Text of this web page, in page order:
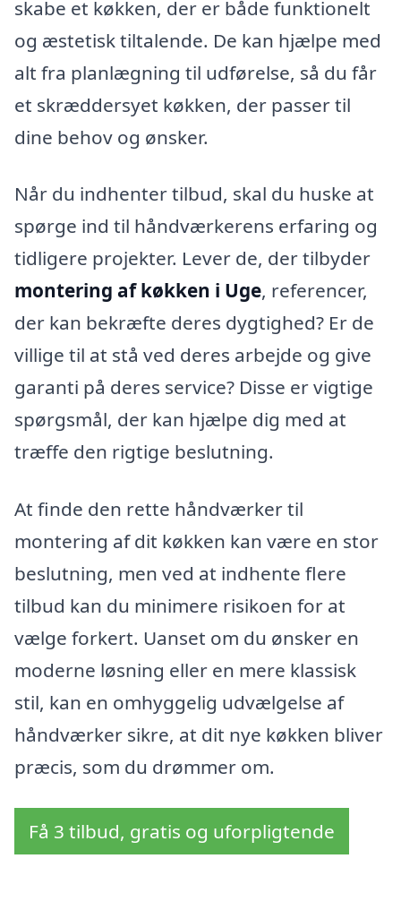
skabe et køkken, der er både funktionelt
og æstetisk tiltalende. De kan hjælpe med
alt fra planlægning til udførelse, så du får
et skræddersyet køkken, der passer til
dine behov og ønsker.
Når du indhenter tilbud, skal du huske at
spørge ind til håndværkerens erfaring og
tidligere projekter. Lever de, der tilbyder
montering af køkken i Uge, referencer,
der kan bekræfte deres dygtighed? Er de
villige til at stå ved deres arbejde og give
garanti på deres service? Disse er vigtige
spørgsmål, der kan hjælpe dig med at
træffe den rigtige beslutning.
At finde den rette håndværker til
montering af dit køkken kan være en stor
beslutning, men ved at indhente flere
tilbud kan du minimere risikoen for at
vælge forkert. Uanset om du ønsker en
moderne løsning eller en mere klassisk
stil, kan en omhyggelig udvælgelse af
håndværker sikre, at dit nye køkken bliver
præcis, som du drømmer om.
Få 3 tilbud, gratis og uforpligtende